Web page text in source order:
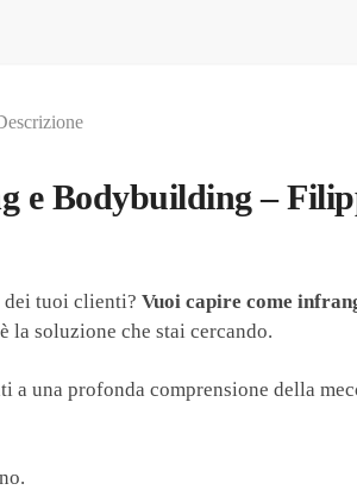
e Bodybuilding –
dei tuoi clienti?Vuoi capire come
soluzione che stai cercando.
a una profonda comprensione della